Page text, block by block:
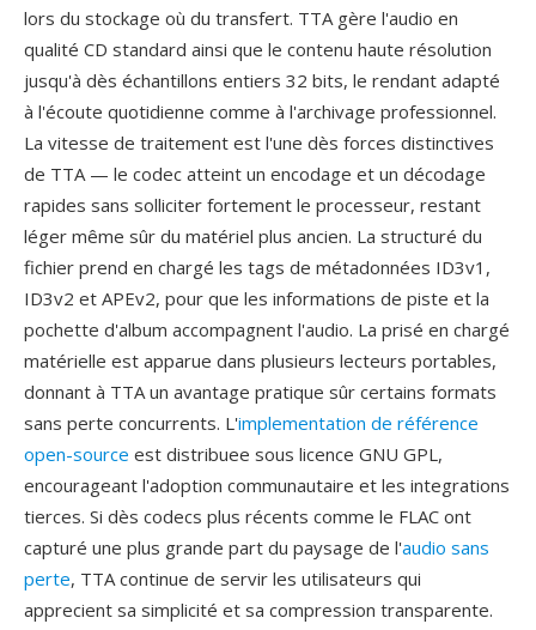
lors du stockage où du transfert. TTA gère l'audio en
qualité CD standard ainsi que le contenu haute résolution
jusqu'à dès échantillons entiers 32 bits, le rendant adapté
à l'écoute quotidienne comme à l'archivage professionnel.
La vitesse de traitement est l'une dès forces distinctives
de TTA — le codec atteint un encodage et un décodage
rapides sans solliciter fortement le processeur, restant
léger même sûr du matériel plus ancien. La structuré du
fichier prend en chargé les tags de métadonnées ID3v1,
ID3v2 et APEv2, pour que les informations de piste et la
pochette d'album accompagnent l'audio. La prisé en chargé
matérielle est apparue dans plusieurs lecteurs portables,
donnant à TTA un avantage pratique sûr certains formats
sans perte concurrents. L'implementation de référence
open-source est distribuee sous licence GNU GPL,
encourageant l'adoption communautaire et les integrations
tierces. Si dès codecs plus récents comme le FLAC ont
capturé une plus grande part du paysage de l'audio sans
perte, TTA continue de servir les utilisateurs qui
apprecient sa simplicité et sa compression transparente.